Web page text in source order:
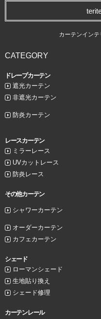
カーテンイン
CATEGORY
ドレープカーテン
遮光カーテン
非遮光カーテン
防炎カーテン
レースカーテン
ミラーレース
UVカットレース
防炎レース
その他カーテン
シャワーカーテン
オーダーカーテン
カフェカーテン
シェード
ローマンシェード
生地貼り換え
シェード修理
カーテンレール